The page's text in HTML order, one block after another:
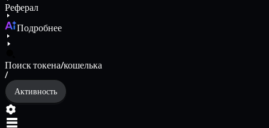
Реферал
Подробнее
Поиск токена/кошелька
/
Активность